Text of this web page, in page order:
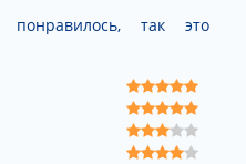
так это